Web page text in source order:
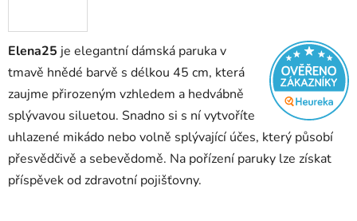
Elena25 je elegantní dámská paruka v
tmavě hnědé barvě s délkou 45 cm, která
zaujme přirozeným vzhledem a hedvábně
splývavou siluetou. Snadno si s ní vytvoříte
uhlazené mikádo nebo volně splývající účes, který působí
přesvědčivě a sebevědomě. Na pořízení paruky lze získat
příspěvek od zdravotní pojišťovny.